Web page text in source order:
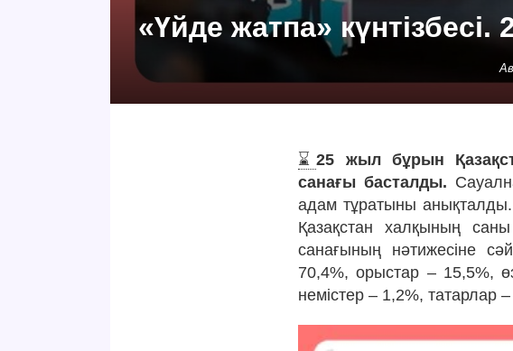
«Үйде жатпа»
⌛️25 жыл бұрын
санағы басталды.
адам тұратыны
Қазақстан халқының
санағының нәтижесіне
70,4%, орыстар – 15,5%,
немістер – 1,2%, татарлар